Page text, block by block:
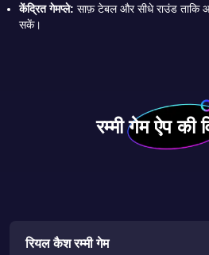
केंद्रित गेमप्ले: साफ़ टेबल और सीधे राउंड ताकि
सकें।
रम्मी गेम ऐप की
रियल कैश रम्मी गेम